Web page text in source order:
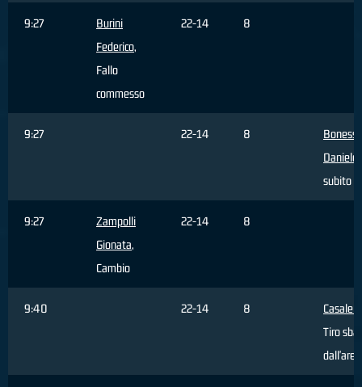
9:27
Burini
Federico,
Fallo
commesso
22-14 8
9:27 22-14 8
Daniele
subito
9:27
Zampolli
Gionata,
Cambio
22-14 8
9:40 22-14 8
Casale
Tiro
dall'area